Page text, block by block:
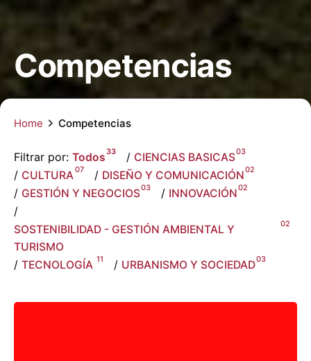
Competencias
Home Competencias
Filtrar por: Todos33 / CIENCIAS BASICAS03
/ CULTURA 07 / DISEÑO Y COMUNICACIÓN02
/ GESTIÓN Y NEGOCIOS03 / INNOVACIÓN02
/
SOSTENIBILIDAD - GESTIÓN AMBIENTAL Y
TURISMO
02
/ TECNOLOGÍA 11 / URBANISMO Y SOCIEDAD03